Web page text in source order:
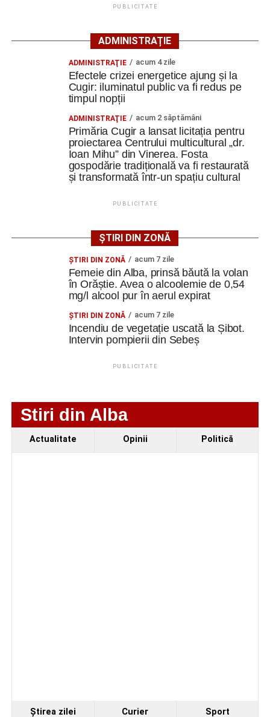
echipă din județul Alba care are programat un test cu o
Adaugă cugirinfo.ro ca sursă
preferată pe Google
Ultimele știri din Cugir
Debut în Liga Elitelor pentru echipele de juniori U13
și U14 de la Metalurgistul Cugir
Cugir. A fost emis mesaj RO-ALERT
Cugir întâlnește vicecampioana „U” Cluj
Messenger WhatsApp Twitter Email
PUBLICITATE
ADMINISTRAȚIE
ADMINISTRAŢIE acum 4 zile
Efectele crizei energetice ajung și la
Cugir: iluminatul public va fi redus pe
timpul nopții
ADMINISTRAŢIE acum 2 săptămâni
Primăria Cugir a lansat licitația pentru
proiectarea Centrului multicultural „dr.
Ioan Mihu” din Vinerea. Fosta
gospodărie tradițională va fi restaurată
și transformată într-un spațiu cultural
PUBLICITATE
ȘTIRI DIN ZONĂ
ŞTIRI DIN ZONĂ acum 7 zile
Femeie din Alba, prinsă băută la volan
în Orăștie. Avea o alcoolemie de 0,54
mg/l alcool pur în aerul expirat
ŞTIRI DIN ZONĂ acum 7 zile
Incendiu de vegetație uscată la Șibot.
Intervin pompierii din Sebeș
PUBLICITATE
Stiri din Alba
Actualitate Opinii Politică
Ştirea zilei Curier Sport